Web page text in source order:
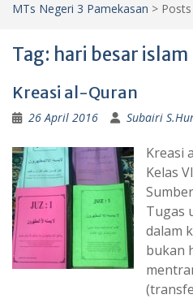
MTs Negeri 3 Pamekasan >
Tag: hari besar islam
Kreasi al-Quran
26 April 2016 Subairi
Kreasi
Kelas
Tugas
dalam
bukan